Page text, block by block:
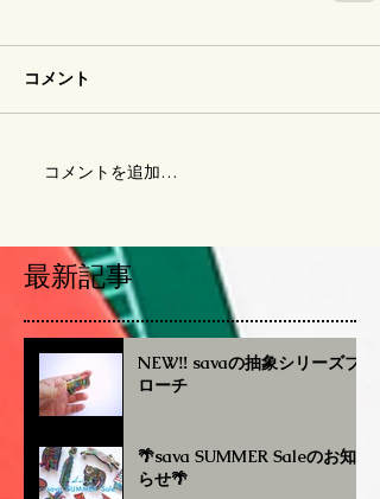
コメント
コメントを追加…
最新記事
NEW‼︎ savaの抽象シリーズブ
ローチ
🌴sava SUMMER Saleのお知
らせ🌴